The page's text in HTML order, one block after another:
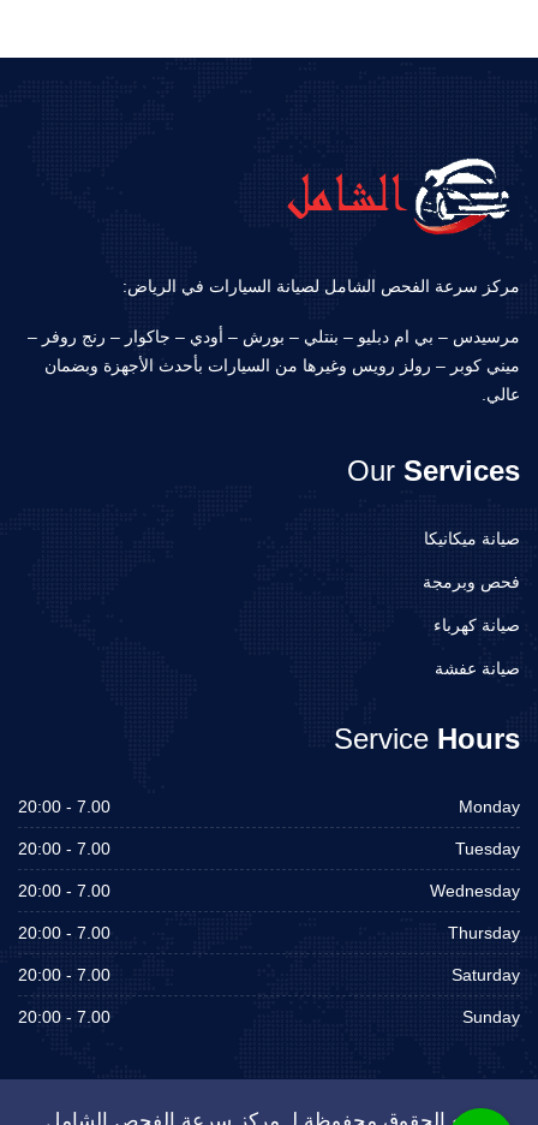
مركز سرعة الفحص الشامل لصيانة السيارات في الرياض:
مرسيدس – بي ام دبليو – بنتلي – بورش – أودي – جاكوار – رنج روفر –
ميني كوبر – رولز رويس وغيرها من السيارات بأحدث الأجهزة وبضمان
عالي.
Our Services
صيانة ميكانيكا
فحص وبرمجة
صيانة كهرباء
صيانة عفشة
Service Hours
Monday
7.00 - 20:00
Tuesday
7.00 - 20:00
Wednesday
7.00 - 20:00
Thursday
7.00 - 20:00
Saturday
7.00 - 20:00
Sunday
7.00 - 20:00